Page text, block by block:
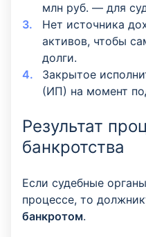
млн руб. — для
Нет источника
активов, чтобы
долги.
Закрытое
(ИП) на момент
Результат
банкротства
Если судебные
процессе, то
банкротом.